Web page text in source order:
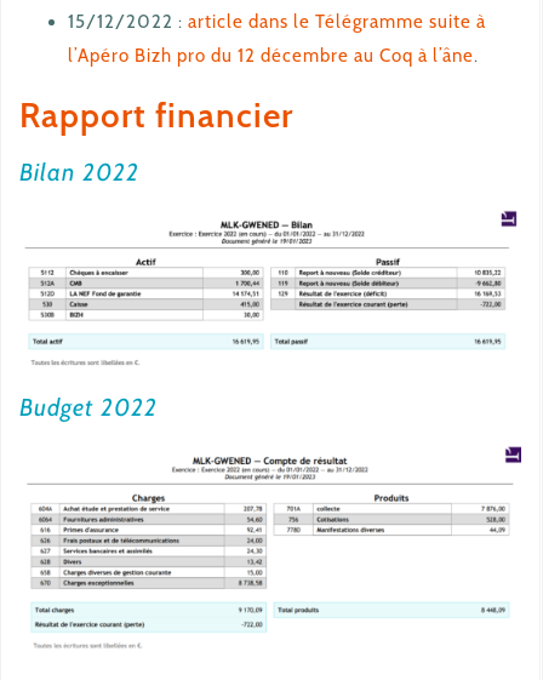
15/12/2022 : article dans le Télégramme suite à
l’Apéro Bizh pro du 12 décembre au Coq à l’âne.
Rapport financier
Bilan 2022
Budget 2022